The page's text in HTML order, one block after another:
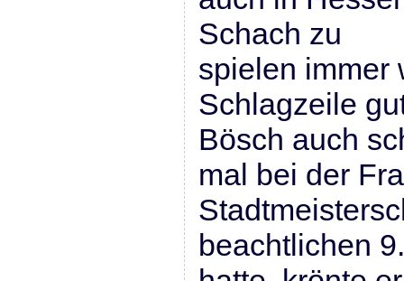
Schach zu
spielen immer
Schlagzeile
Bösch auch
mal bei der
beachtlichen